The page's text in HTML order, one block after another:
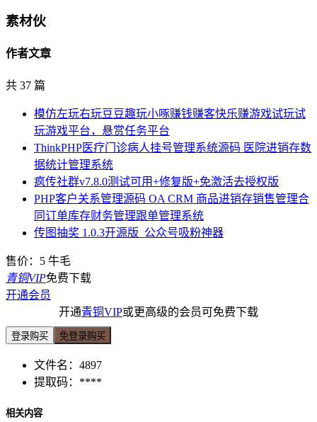
素材伙
作者文章
共 37 篇
模仿左玩右玩豆豆趣玩小啄赚钱赚客快乐赚游戏试玩试
玩游戏平台，悬赏任务平台
ThinkPHP医疗门诊病人挂号管理系统源码 医院进销存数
据统计管理系统
疯传社群v7.8.0测试可用+修复版+免激活去授权版
PHP客户关系管理源码 OA CRM 商品进销存销售管理合
同订单库存财务管理跟单管理系统
传图抽奖 1.0.3开源版_公众号吸粉神器
售价： 5 牛毛
青铜VIP免费下载
开通会员
开通青铜VIP或更高级的会员可免费下载
登录购买 免登录购买
文件名： 4897
提取码： ****
相关内容